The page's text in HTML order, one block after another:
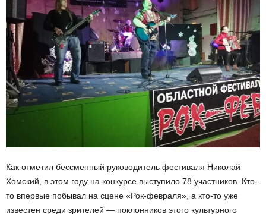
Как отметил бессменный руководитель фестиваля Николай
Хомский, в этом году на конкурсе выступило 78 участников. Кто-
то впервые побывал на сцене «Рок-февраля», а кто-то уже
известен среди зрителей — поклонников этого культурного